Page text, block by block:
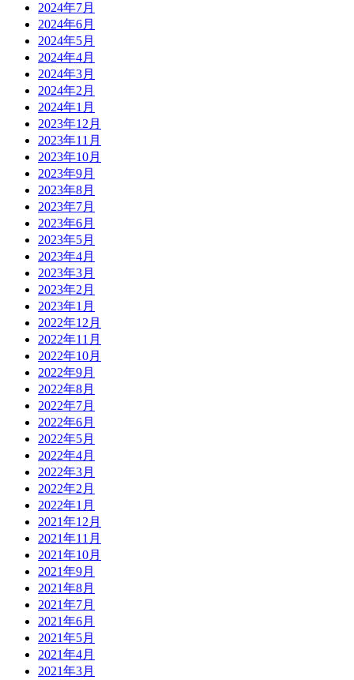
2024年7月
2024年6月
2024年5月
2024年4月
2024年3月
2024年2月
2024年1月
2023年12月
2023年11月
2023年10月
2023年9月
2023年8月
2023年7月
2023年6月
2023年5月
2023年4月
2023年3月
2023年2月
2023年1月
2022年12月
2022年11月
2022年10月
2022年9月
2022年8月
2022年7月
2022年6月
2022年5月
2022年4月
2022年3月
2022年2月
2022年1月
2021年12月
2021年11月
2021年10月
2021年9月
2021年8月
2021年7月
2021年6月
2021年5月
2021年4月
2021年3月